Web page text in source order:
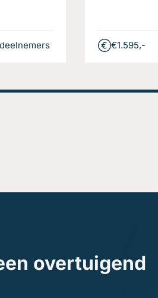
€1.595,-
overtuigend